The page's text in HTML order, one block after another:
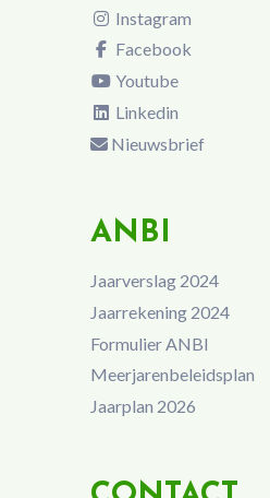
Instagram
Facebook
Youtube
Linkedin
Nieuwsbrief
ANBI
Jaarverslag 2024
Jaarrekening 2024
Formulier ANBI
Meerjarenbeleidsplan
Jaarplan 2026